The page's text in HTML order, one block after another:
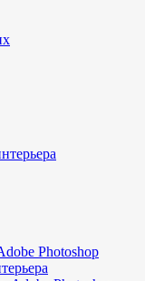
Photoshop